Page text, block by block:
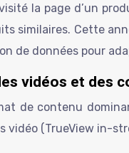
la page d’un
similaires. Cette
de données pour
vidéos et des
de contenu
(TrueView in-